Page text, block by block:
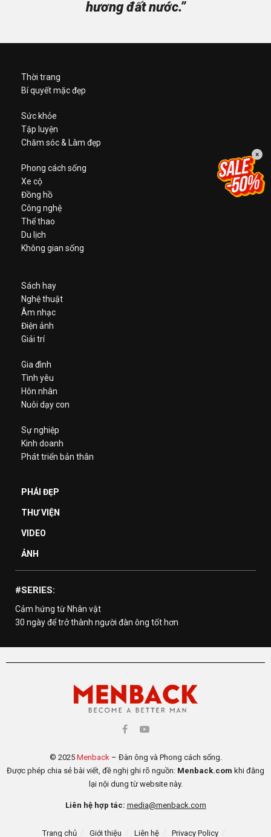
hương đất nước.”
Thời trang
Bí quyết mặc đẹp
Sức khỏe
Tập luyện
Chăm sóc & Làm đẹp
Phong cách sống
Xe cộ
Đồng hồ
Công nghệ
Thể thao
Du lịch
Không gian sống
Sách hay
Nghệ thuật
Âm nhạc
Điện ảnh
Giải trí
Gia đình
Tình yêu
Hôn nhân
Nuôi dạy con
Sự nghiệp
Kinh doanh
Phát triển bản thân
PHÁI ĐẸP
THƯ VIỆN
VIDEO
ẢNH
#SERIES:
Cảm hứng từ Nhân vật
30 ngày để trở thành người đàn ông tốt hơn
© 2025 Menback– Đàn ông và Phong cách sống.
Được phép chia sẻ bài viết, đề nghị ghi rõ nguồn: Menback.com khi đăng
lại nội dung từ website này.
Liên hệ hợp tác: media@menback.com
Trang chủ Giới thiệu Liên hệ Privacy Policy
×